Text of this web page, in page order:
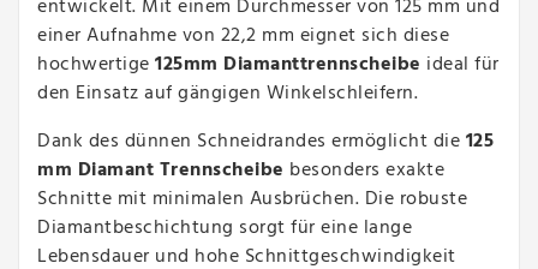
entwickelt. Mit einem Durchmesser von 125 mm und
einer Aufnahme von 22,2 mm eignet sich diese
hochwertige125mm Diamanttrennscheibe ideal für
den Einsatz auf gängigen Winkelschleifern.
Dank des dünnen Schneidrandes ermöglicht die125
mm Diamant Trennscheibe besonders exakte
Schnitte mit minimalen Ausbrüchen. Die robuste
Diamantbeschichtung sorgt für eine lange
Lebensdauer und hohe Schnittgeschwindigkeit